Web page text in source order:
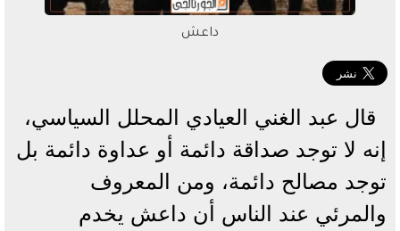
داعش
قال عبد الغني العيادي المحلل السياسي،
إنه لا توجد صداقة دائمة أو عداوة دائمة بل
توجد مصالح دائمة، ومن المعروف
والمرئي عند الناس أن داعش يخدم